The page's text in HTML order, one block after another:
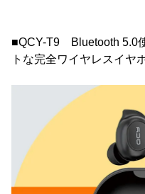
■QCY-T9 Bluetooth 5.0
トな完全ワイヤレスイヤ